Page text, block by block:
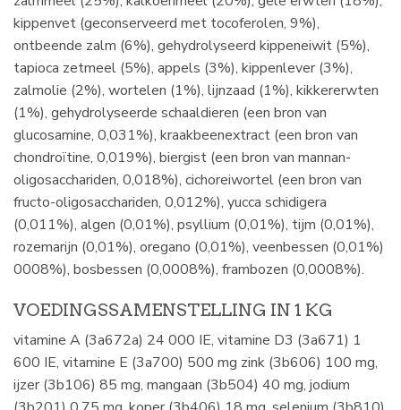
kippenvet (geconserveerd met tocoferolen, 9%),
ontbeende zalm (6%), gehydrolyseerd kippeneiwit (5%),
tapioca zetmeel (5%), appels (3%), kippenlever (3%),
zalmolie (2%), wortelen (1%), lijnzaad (1%), kikkererwten
(1%), gehydrolyseerde schaaldieren (een bron van
glucosamine, 0,031%), kraakbeenextract (een bron van
chondroïtine, 0,019%), biergist (een bron van mannan-
oligosacchariden, 0,018%), cichoreiwortel (een bron van
fructo-oligosacchariden, 0,012%), yucca schidigera
(0,011%), algen (0,01%), psyllium (0,01%), tijm (0,01%),
rozemarijn (0,01%), oregano (0,01%), veenbessen (0,01%)
0008%), bosbessen (0,0008%), frambozen (0,0008%).
VOEDINGSSAMENSTELLING IN 1 KG
vitamine A (3a672a) 24 000 IE, vitamine D3 (3a671) 1
600 IE, vitamine E (3a700) 500 mg zink (3b606) 100 mg,
ijzer (3b106) 85 mg, mangaan (3b504) 40 mg, jodium